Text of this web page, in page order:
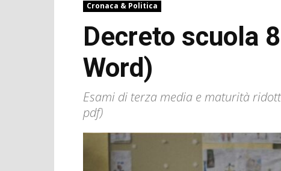
Cronaca & Politica
Decreto scuola
Word)
Esami di terza media e maturità
pdf)